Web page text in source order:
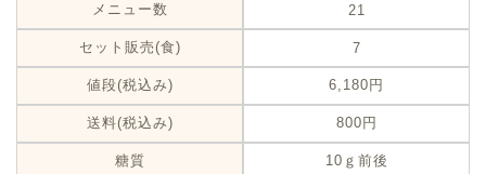
メニュー数 21
セット販売(食) 7
値段(税込み) 6,180円
送料(税込み) 800円
糖質 10ｇ前後